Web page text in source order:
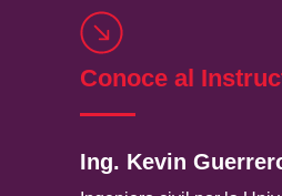
Conoce al
Ing. Kevin